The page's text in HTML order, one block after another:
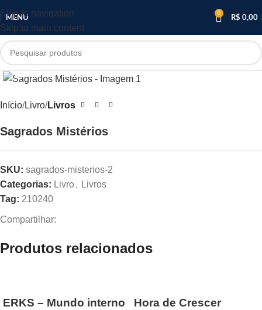
Skip to navigation
Skip to main content
MENU
0
R$ 0,00
Clique para ampliar
Início Livro Livros
Sagrados Mistérios
SKU: sagrados-misterios-2
Categorias: Livro, Livros
Tag: 210240
Compartilhar:
Produtos relacionados
ERKS – Mundo interno
Hora de Crescer